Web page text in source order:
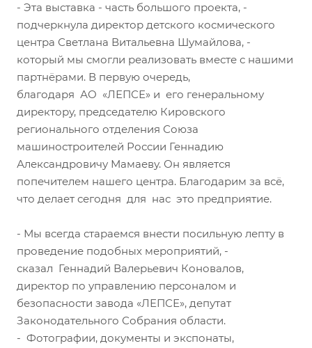
- Эта выставка - часть большого проекта, -
подчеркнула директор детского космического
центра Светлана Витальевна Шумайлова, -
который мы смогли реализовать вместе с нашими
партнёрами. В первую очередь,
благодаря АО «ЛЕПСЕ» и его генеральному
директору, председателю Кировского
регионального отделения Союза
машиностроителей России Геннадию
Александровичу Мамаеву. Он является
попечителем нашего центра. Благодарим за всё,
что делает сегодня для нас это предприятие.
- Мы всегда стараемся внести посильную лепту в
проведение подобных мероприятий, -
сказал Геннадий Валерьевич Коновалов,
директор по управлению персоналом и
безопасности завода «ЛЕПСЕ», депутат
Законодательного Собрания области.
- Фотографии, документы и экспонаты,